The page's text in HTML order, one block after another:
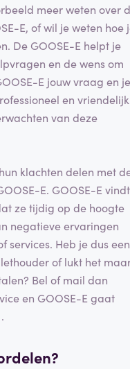
meer weten over
E, of wil je weten hoe
De GOOSE-E helpt je
en de wens om
E jouw vraag en je
en vriendelijk
van deze
klachten delen met
E. GOOSE-E vindt
ze tijdig op de hoogte
negatieve ervaringen
services. Heb je dus een
of lukt het
Bel of mail dan
en GOOSE-E gaat